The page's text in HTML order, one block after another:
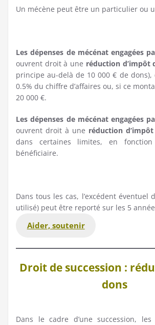
Un mécène peut être un particulier ou
Les dépenses de mécénat engagées
ouvrent droit à une réduction d’impôt
principe au-delà de 10 000 € de
0.5% du chiffre d’affaires ou, si ce
20 000 €.
Les dépenses de mécénat engagées
ouvrent droit à une réduction
dans certaines limites, en fonction
bénéficiaire.
Dans tous les cas, l’excédent éventuel
utilisé) peut être reporté sur les 5
Aider, soutenir
Droit de succession :
dons
Dans le cadre d’une succession,